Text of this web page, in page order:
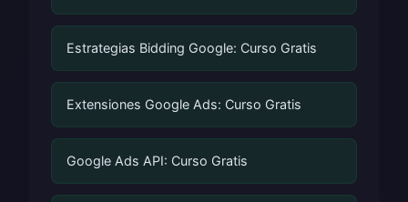
Estrategias Bidding Google: Curso Gratis
Extensiones Google Ads: Curso Gratis
Google Ads API: Curso Gratis